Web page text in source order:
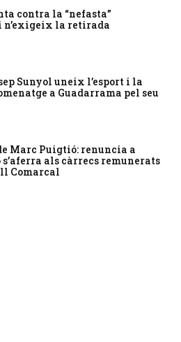
contra la “nefasta”
n’exigeix la retirada
Sunyol uneix l’esport i la
a Guadarrama pel seu
Marc Puigtió: renuncia a
als càrrecs remunerats
Comarcal